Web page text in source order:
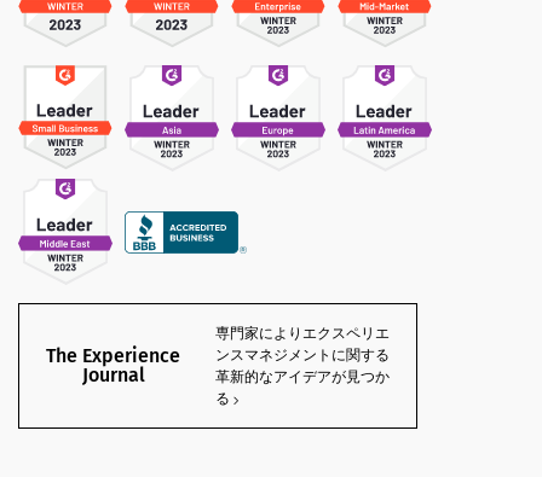
The Experience
Journal
専門家によりエクスペリエ
ンスマネジメントに関する
革新的なアイデアが見つか
る